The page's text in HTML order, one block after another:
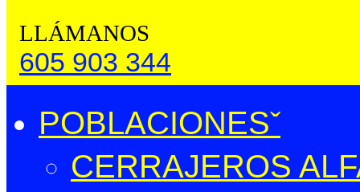
LLÁMANOS
605 903 344
POBLACIONES
CERRAJEROS